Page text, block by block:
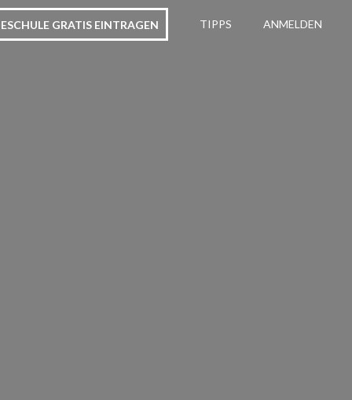
GRATIS EINTRAGEN TIPPS ANMELDEN